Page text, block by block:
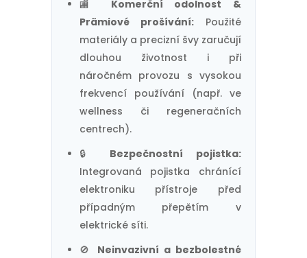
🏬 Komerční odolnost &
Prämiové prošívání: Použité
materiály a precizní švy zaručují
dlouhou životnost i při
náročném provozu s vysokou
frekvencí používání (např. ve
wellness či regeneračních
centrech).
🔒 Bezpečnostní pojistka:
Integrovaná pojistka chránící
elektroniku přístroje před
případným přepětím v
elektrické síti.
🚫 Neinvazivní a bezbolestné